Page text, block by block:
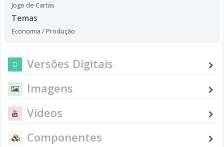
Jogo de Cartas
Temas
Economia / Produção
Versões Digitais
Imagens
Vídeos
Componentes